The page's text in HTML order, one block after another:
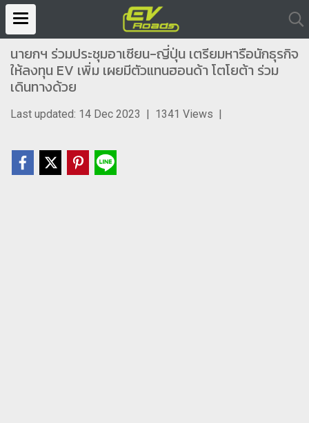
นายกฯ ร่วมประชุมอาเซียน-ญี่ปุ่น เตรียมหารือนักธุรกิจ
ให้ลงทุน EV เพิ่ม เผยมีตัวแทนฮอนด้า โตโยต้า ร่วม
เดินทางด้วย
Last updated: 14 Dec 2023 | 1341 Views |